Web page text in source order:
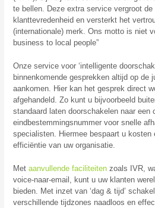
te bellen. Deze extra service vergroot
klanttevredenheid en versterkt het
(internationale) merk. Ons motto is niet
business to local people”
Onze service voor ‘intelligente
binnenkomende gesprekken altijd op de
aankomen. Hier kan het gesprek direct
afgehandeld. Zo kunt u bijvoorbeeld
standaard laten doorschakelen naar een
eindbestemmingsnummer voor snelle
specialisten. Hiermee bespaart u kosten
efficiëntie van uw organisatie.
Metaanvullende faciliteiten zoals IVR,
voice-naar-email, kunt u uw klanten
bieden. Met inzet van ‘dag & tijd’
verschillende tijdzones naadloos en